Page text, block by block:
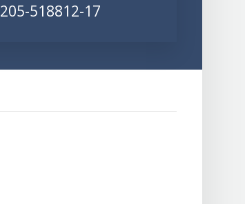
205-518812-17